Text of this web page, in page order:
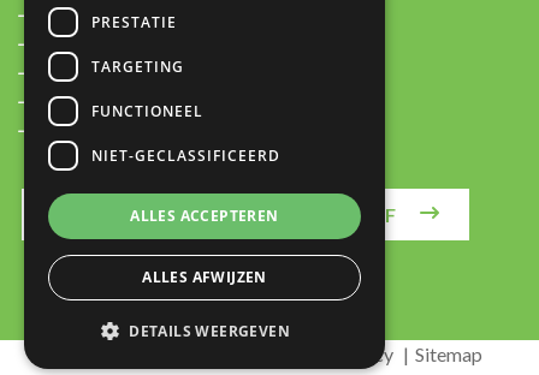
Over ons
Nieuws
Vacatures
MELD JE AAN VOOR DE NIEUWSBRIEF
Privacy Policy Sitemap
PRESTATIE
TARGETING
FUNCTIONEEL
NIET-GECLASSIFICEERD
ALLES ACCEPTEREN
ALLES AFWIJZEN
DETAILS WEERGEVEN